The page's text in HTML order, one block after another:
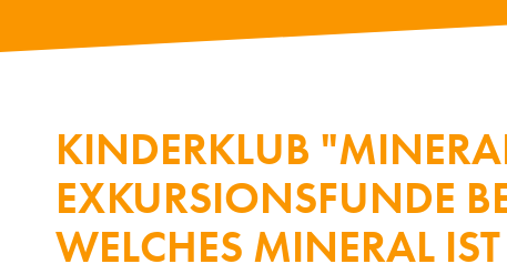
KINDERKLUB
EXKURSIONSFUNDE
WELCHES MINERAL